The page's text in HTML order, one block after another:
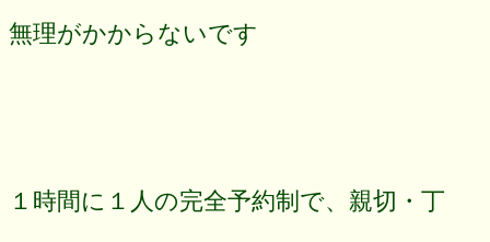
無理がかからないです
１時間に１人の完全予約制で、親切・丁